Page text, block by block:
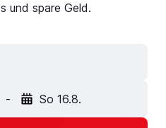
und spare Geld.
- So 16.8.